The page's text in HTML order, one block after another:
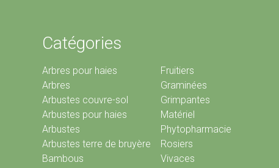
Catégories
Arbres pour haies
Arbres
Arbustes couvre-sol
Arbustes pour haies
Arbustes
Arbustes terre de bruyère
Bambous
Fruitiers
Graminées
Grimpantes
Matériel
Phytopharmacie
Rosiers
Vivaces